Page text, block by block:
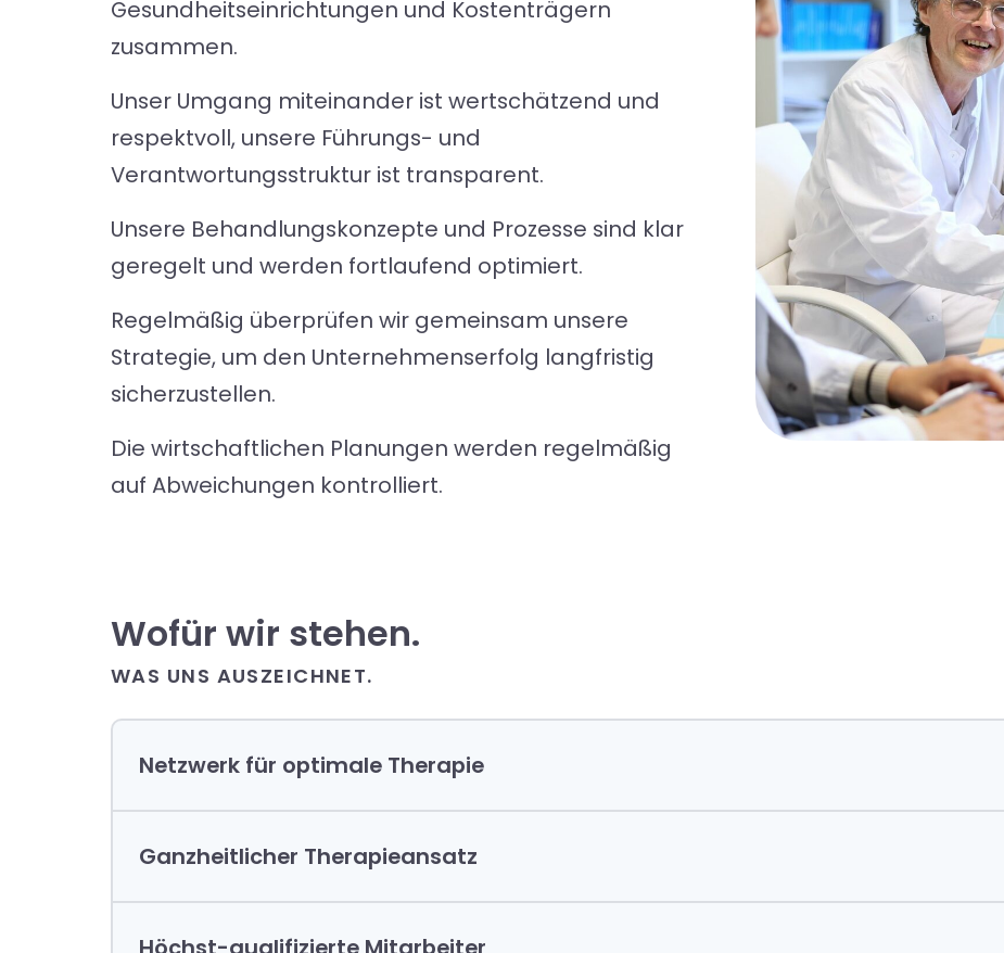
Gesundheitseinrichtungen und Kostenträgern
zusammen.
Unser Umgang miteinander ist wertschätzend und
respektvoll, unsere Führungs- und
Verantwortungsstruktur ist transparent.
Unsere Behandlungskonzepte und Prozesse sind klar
geregelt und werden fortlaufend optimiert.
Regelmäßig überprüfen wir gemeinsam unsere
Strategie, um den Unternehmenserfolg langfristig
sicherzustellen.
Die wirtschaftlichen Planungen werden regelmäßig
auf Abweichungen kontrolliert.
Wofür wir stehen.
WAS UNS AUSZEICHNET.
Netzwerk für optimale Therapie
Ganzheitlicher Therapieansatz